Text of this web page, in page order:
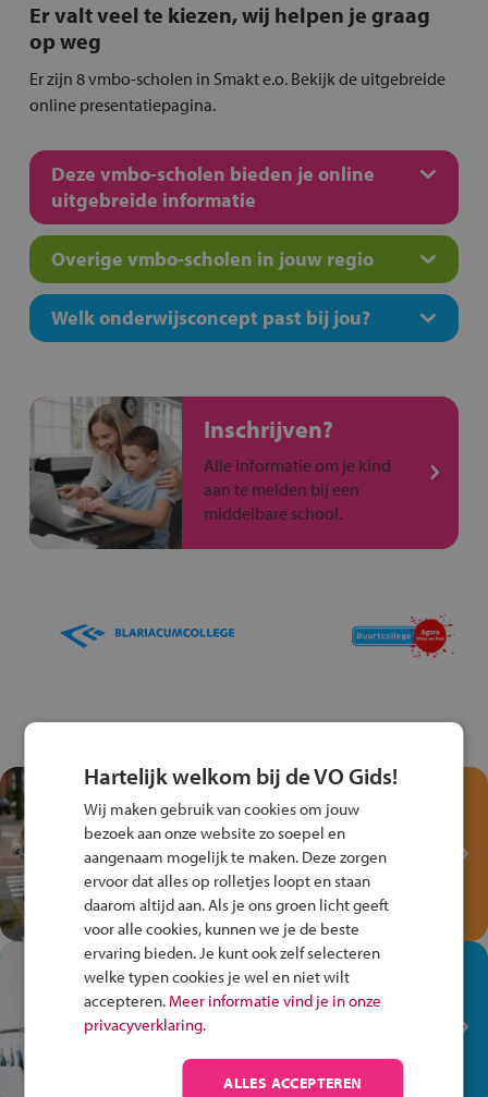
Er valt veel te kiezen, wij helpen je graag
op weg
Er zijn 8 vmbo-scholen in Smakt e.o. Bekijk de uitgebreide
online presentatiepagina.
Deze vmbo-scholen bieden je online
uitgebreide informatie
Overige vmbo-scholen in jouw regio
Welk onderwijsconcept past bij jou?
Inschrijven?
Alle informatie om je kind
aan te melden bij een
middelbare school.
Test je kennis met het
Fiets Veilig
Verkeersspel!
Speel het Fiets Veilig Verkeersspel
en win een Cortina-fiets!
In de winkel ben je op je
plek!
Ontdek via het vmbo jouw talent
op de winkelvloer, waar elke dag
anders is!
Hartelijk welkom bij de VO Gids!
Wij maken gebruik van cookies om jouw
bezoek aan onze website zo soepel en
aangenaam mogelijk te maken. Deze zorgen
ervoor dat alles op rolletjes loopt en staan
daarom altijd aan. Als je ons groen licht geeft
voor alle cookies, kunnen we je de beste
ervaring bieden. Je kunt ook zelf selecteren
welke typen cookies je wel en niet wilt
accepteren. Meer informatie vind je in onze
privacyverklaring.
ALLES ACCEPTEREN